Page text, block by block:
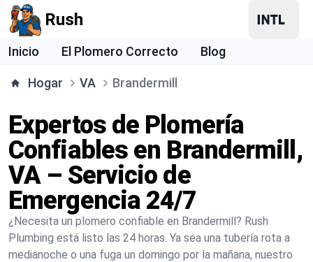
Rush
Inicio El Plomero Correcto Blog
Hogar VA Brandermill
Expertos de Plomería
Confiables en Brandermill,
VA – Servicio de
Emergencia 24/7
¿Necesita un plomero confiable en Brandermill? Rush
Plumbing está listo las 24 horas. Ya sea una tubería rota a
medianoche o una fuga un domingo por la mañana, nuestro